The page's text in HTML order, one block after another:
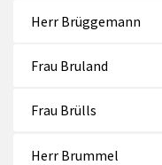
Herr Brüggemann
Frau Bruland
Frau Brülls
Herr Brummel